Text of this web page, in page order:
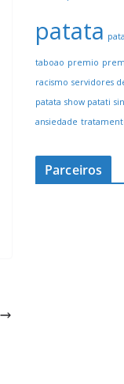
patata
taboao premio
racismo servidores
patata show patati
ansiedade
Parceiros